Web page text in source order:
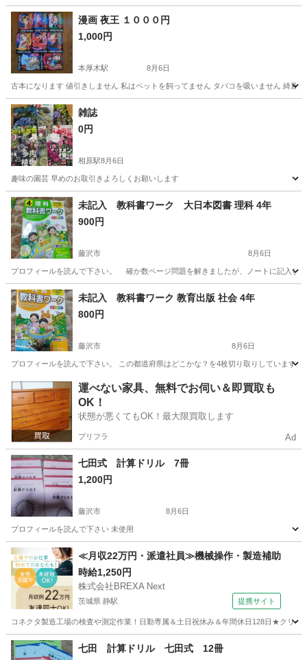
漫画 夜王 １０００円
1,000円
本厚木駅 8月6日
古本になります 値引きしません 私はペットを飼ってません タバコを吸いません 綺麗
神奈川 厚木市 本厚木駅
雑誌
0円
相原駅8月6日
趣味の園芸 早めのお取引きよろしくお願いします
神奈川 相模原市 相原駅 雑誌 趣味の園芸
未記入 教科書ワーク 大日本図書 理科 4年
900円
藤沢市 8月6日
プロフィールを読んで下さい。 確か数ページ問題を解きましたが、ノートに記入
神奈川 藤沢市 参考書 教科書
未記入 教科書ワーク 教育出版 社会 4年
800円
藤沢市 8月6日
プロフィールを読んで下さい。 この都道府県はどこかな？を4枚切り取りしていま
神奈川 藤沢市 参考書 教育出版
運べない家具、無料でお伺い＆即買取も
OK！
状態が悪くてもOK！最大限買取します
プリフラ Ad
七田式 計算ドリル 7冊
1,200円
藤沢市 8月6日
プロフィールを読んで下さい 未使用
神奈川 藤沢市 参考書 計算ドリル
≪月収22万円・派遣社員≫機械操作・製造補助
時給1,250円
株式会社BREXA Next
茨城県 静駅 提携サイト
コネクタ製造工場の検査や測定作業！日勤専属＆土日祝休み＆年間休日128日★クリ
茨城 常陸大宮市 静駅 その他
七田 計算ドリル 七田式 12冊